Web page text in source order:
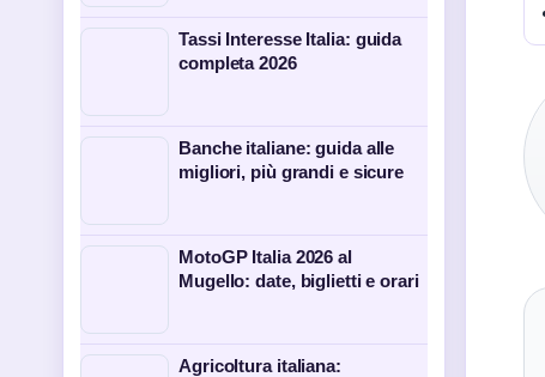
Tassi Interesse Italia: guida
completa 2026
Banche italiane: guida alle
migliori, più grandi e sicure
MotoGP Italia 2026 al
Mugello: date, biglietti e orari
Agricoltura italiana: